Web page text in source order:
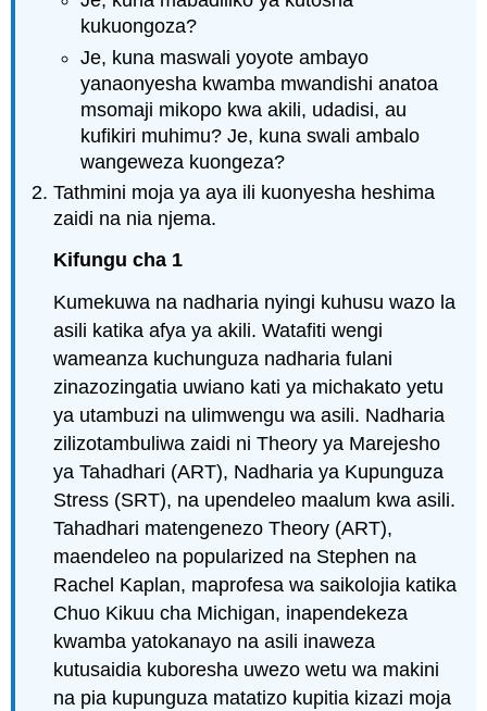
kukuongoza?
Je, kuna maswali yoyote ambayo
yanaonyesha kwamba mwandishi anatoa
msomaji mikopo kwa akili, udadisi, au
kufikiri muhimu? Je, kuna swali ambalo
wangeweza kuongeza?
Tathmini moja ya aya ili kuonyesha heshima
zaidi na nia njema.
Kifungu cha 1
Kumekuwa na nadharia nyingi kuhusu wazo la
asili katika afya ya akili. Watafiti wengi
wameanza kuchunguza nadharia fulani
zinazozingatia uwiano kati ya michakato yetu
ya utambuzi na ulimwengu wa asili. Nadharia
zilizotambuliwa zaidi ni Theory ya Marejesho
ya Tahadhari (ART), Nadharia ya Kupunguza
Stress (SRT), na upendeleo maalum kwa asili.
Tahadhari matengenezo Theory (ART),
maendeleo na popularized na Stephen na
Rachel Kaplan, maprofesa wa saikolojia katika
Chuo Kikuu cha Michigan, inapendekeza
kwamba yatokanayo na asili inaweza
kutusaidia kuboresha uwezo wetu wa makini
na pia kupunguza matatizo kupitia kizazi moja